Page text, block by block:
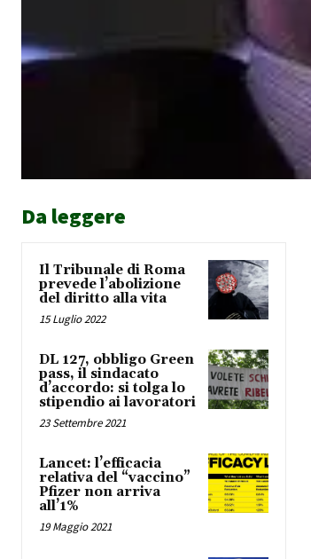
Da leggere
Il Tribunale di Roma
prevede l’abolizione
del diritto alla vita
15 Luglio 2022
DL 127, obbligo Green
pass, il sindacato
d’accordo: si tolga lo
stipendio ai lavoratori
23 Settembre 2021
Lancet: l’efficacia
relativa del “vaccino”
Pfizer non arriva
all’1%
19 Maggio 2021